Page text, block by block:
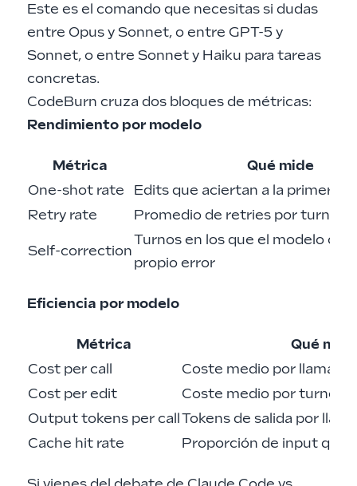
Este es el comando que necesitas si dudas
entre Opus y Sonnet, o entre GPT-5 y
Sonnet, o entre Sonnet y Haiku para tareas
concretas.
CodeBurn cruza dos bloques de métricas:
Rendimiento por modelo
Métrica
Qué mide
One-shot rate
Edits que aciertan a la primera,
Retry rate
Promedio de retries por turno
Self-correction
Turnos en los que el modelo
propio error
Eficiencia por modelo
Métrica
Qué mide
Cost per call
Coste medio por llamada
Cost per edit
Coste medio por turno
Output tokens per callTokens de salida por
Cache hit rate
Proporción de input que